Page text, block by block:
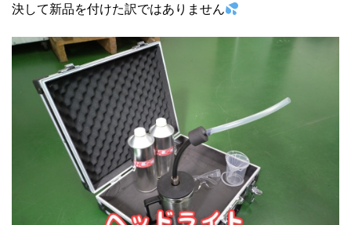
決して新品を付けた訳ではありません